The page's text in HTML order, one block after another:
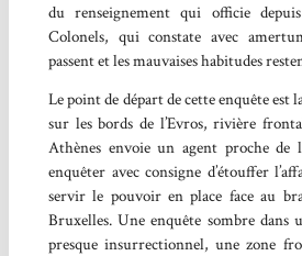
du renseignement qui officie
Colonels, qui constate avec
passent et les mauvaises habitudes
Le point de départ de cette enquête est
sur les bords de l’Evros, rivière
Athènes envoie un agent proche de
enquêter avec consigne d’étouffer
servir le pouvoir en place face au
Bruxelles. Une enquête sombre dans
presque insurrectionnel, une zone